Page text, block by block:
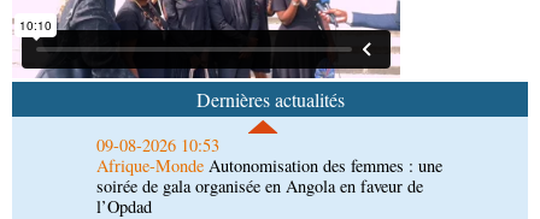
Dernières actualités
Autonomisation des femmes : une
soirée de gala organisée en Angola en faveur de
09-08-2026 10:38
Art-Culture-MédiaCinéma: le film congolais «
Es’crim» promeut la lutte contre la délinquance
juvénile par le sport